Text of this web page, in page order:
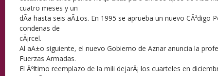
cuatro meses y un
dÃ­a hasta seis aÃ±os. En 1995 se aprueba un nuevo CÃ³digo
condenas de
cÃ¡rcel.
Al aÃ±o siguiente, el nuevo Gobierno de Aznar anuncia la
Fuerzas Armadas.
El Ãºltimo reemplazo de la mili dejarÃ¡ los cuarteles en